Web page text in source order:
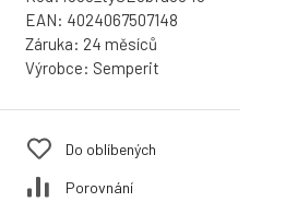
EAN: 4024067507148
Záruka: 24 měsíců
Výrobce: Semperit
Do oblíbených
Porovnání